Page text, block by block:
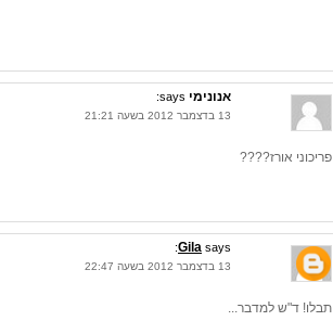
אנונימי says:
13 בדצמבר 2012 בשעה 21:21
פריכוני אורז????
Gila says:
13 בדצמבר 2012 בשעה 22:47
תבלו! ד"ש למדבר...